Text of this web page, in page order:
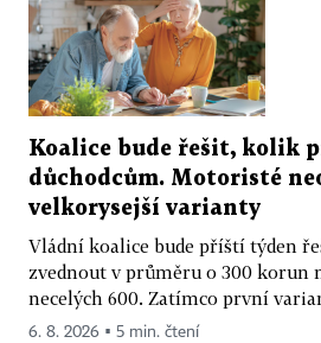
Koalice bude řešit, kolik
důchodcům. Motoristé
velkorysejší varianty
Vládní koalice bude příští týden
zvednout v průměru o 300 korun
necelých 600. Zatímco první
6. 8. 2026 ▪ 5 min. čtení